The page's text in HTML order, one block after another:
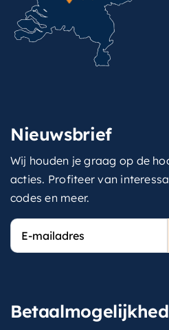
Nieuwsbrief
Wij houden je graag op de
acties. Profiteer van
codes en meer.
E-
mailadres